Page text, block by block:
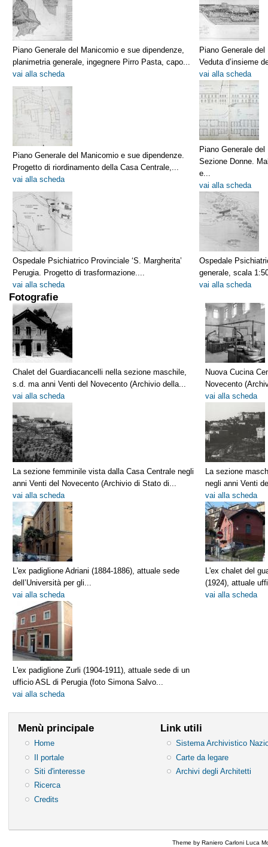
Piano Generale del Manicomio e sue dipendenze,
planimetria generale, ingegnere Pirro Pasta, capo...
vai alla scheda
Piano Generale
Veduta d’insieme
vai alla scheda
Piano Generale del Manicomio e sue dipendenze.
Progetto di riordinamento della Casa Centrale,...
vai alla scheda
Piano Generale
Sezione Donne.
e...
vai alla scheda
Ospedale Psichiatrico Provinciale ‘S. Margherita’
Perugia. Progetto di trasformazione....
vai alla scheda
Ospedale
generale, scala
vai alla scheda
Fotografie
Chalet del Guardiacancelli nella sezione maschile,
s.d. ma anni Venti del Novecento (Archivio della...
vai alla scheda
Nuova Cucina
Novecento
vai alla scheda
La sezione femminile vista dalla Casa Centrale negli
anni Venti del Novecento (Archivio di Stato di...
vai alla scheda
La sezione
negli anni Venti
vai alla scheda
L'ex padiglione Adriani (1884-1886), attuale sede
dell’Università per gli...
vai alla scheda
L'ex chalet del
(1924), attuale
vai alla scheda
L'ex padiglione Zurli (1904-1911), attuale sede di un
ufficio ASL di Perugia (foto Simona Salvo...
vai alla scheda
Menù principale
Home
Il portale
Siti d'interesse
Ricerca
Credits
Link utili
Sistema Archivistico
Carte da legare
Archivi degli Architetti
Theme by Raniero Carloni Luca